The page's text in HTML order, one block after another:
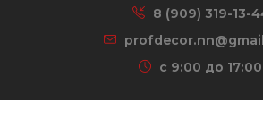
8 (909) 319-13-
c 9:00 до 17:00